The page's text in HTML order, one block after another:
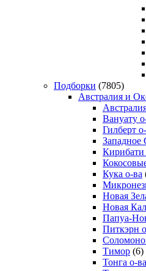
Подборки (7805)
Австралия и
Вануату
Гилберт
Западное
Кирибати
Кука о-ва
Новая
Новая
Папуа-
Питкэрн
Тимор (6)
Тонга о-ва